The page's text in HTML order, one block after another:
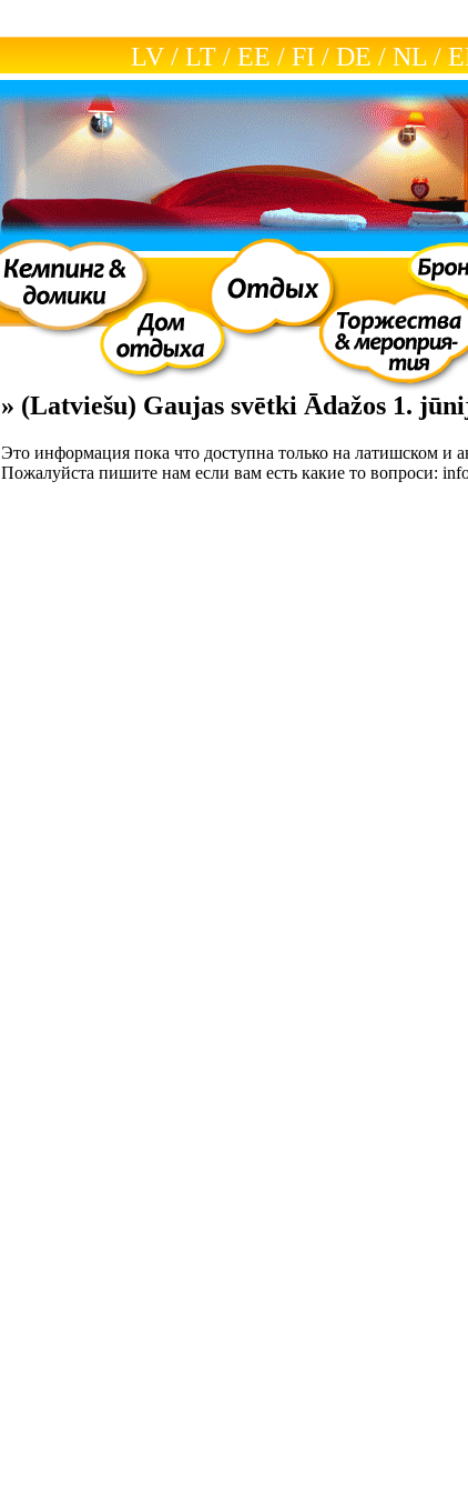
LV / LT / EE / FI / DE / NL /
» (Latviešu) Gaujas svētki Ādažos 1.
Это информация пока что доступна только на латишском и
Пожалуйста пишите нам если вам есть какие то вопроси: